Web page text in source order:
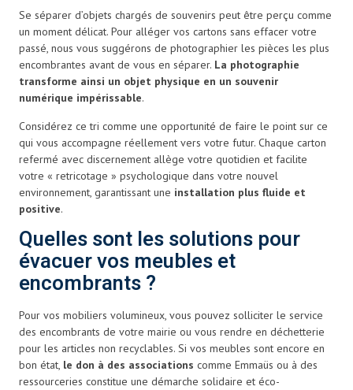
Se séparer d’objets chargés de souvenirs peut être perçu comme
un moment délicat. Pour alléger vos cartons sans effacer votre
passé, nous vous suggérons de photographier les pièces les plus
encombrantes avant de vous en séparer. La photographie
transforme ainsi un objet physique en un souvenir
numérique impérissable.
Considérez ce tri comme une opportunité de faire le point sur ce
qui vous accompagne réellement vers votre futur. Chaque carton
refermé avec discernement allège votre quotidien et facilite
votre « retricotage » psychologique dans votre nouvel
environnement, garantissant une installation plus fluide et
positive.
Quelles sont les solutions pour
évacuer vos meubles et
encombrants ?
Pour vos mobiliers volumineux, vous pouvez solliciter le service
des encombrants de votre mairie ou vous rendre en déchetterie
pour les articles non recyclables. Si vos meubles sont encore en
bon état, le don à des associations comme Emmaüs ou à des
ressourceries constitue une démarche solidaire et éco-